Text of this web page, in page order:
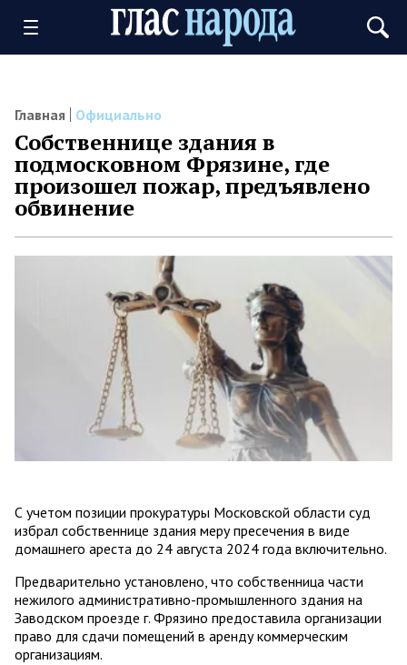
Главная Официально
Собственнице здания в
подмосковном Фрязине, где
произошел пожар, предъявлено
обвинение
С учетом позиции прокуратуры Московской области суд
избрал собственнице здания меру пресечения в виде
домашнего ареста до 24 августа 2024 года включительно.
Предварительно установлено, что собственница части
нежилого административно-промышленного здания на
Заводском проезде г. Фрязино предоставила организации
право для сдачи помещений в аренду коммерческим
организациям.